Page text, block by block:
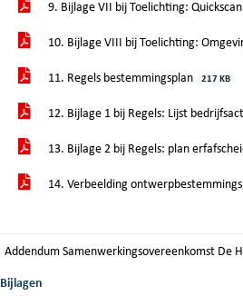
9. Bijlage VII bij Toelichting:
10. Bijlage VIII bij Toelichting:
11. Regels bestemmingsplan 217 KB
12. Bijlage 1 bij Regels: Lijst
13. Bijlage 2 bij Regels: plan
14. Verbeelding
Addendum Samenwerkingsovereenkomst De
Bijlagen